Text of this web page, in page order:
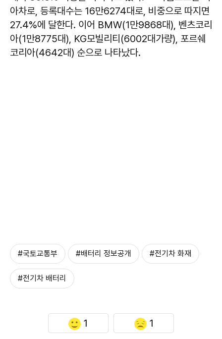
아차로, 등록대수는 16만6274대로, 비중으로 따지면
27.4%에 달한다. 이어 BMW(1만9868대), 벤츠코리
아(1만8775대), KG모빌리티(6002대가량), 포르쉐
코리아(4642대) 순으로 나타났다.
#국토교통부 #배터리 정보공개 #전기차 화재
#전기차 배터리
1 1